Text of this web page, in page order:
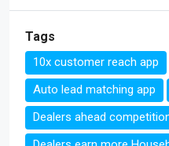
Tags
10x customer reach app
Auto lead matching app
Dealers ahead